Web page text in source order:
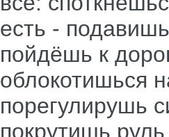
есть -
пойдёшь к
облокотишься
порегулирушь
покрутишь